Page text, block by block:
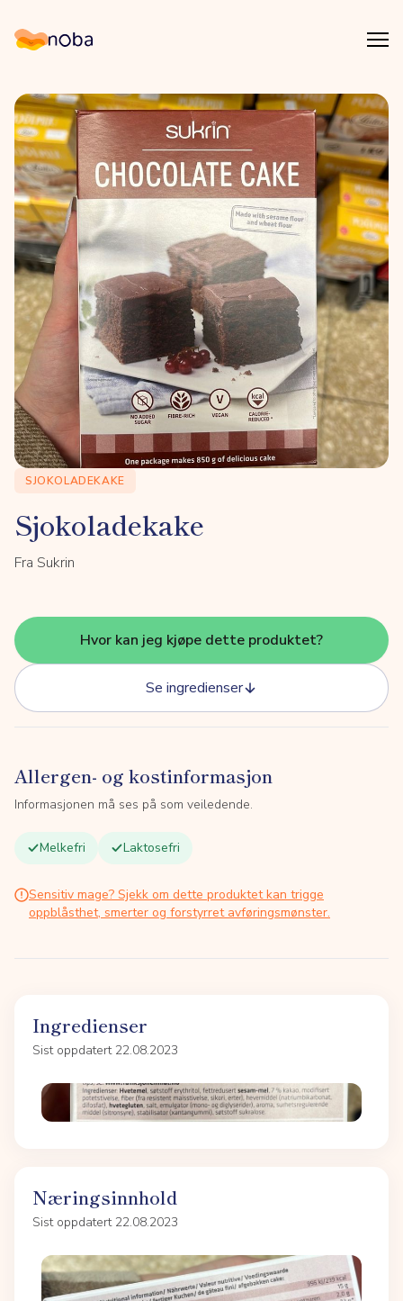
Noba
SJOKOLADEKAKE
Sjokoladekake
Fra Sukrin
Hvor kan jeg kjøpe dette produktet?
Se ingredienser
Allergen- og kostinformasjon
Informasjonen må ses på som veiledende.
Melkefri Laktosefri
Sensitiv mage? Sjekk om dette produktet kan trigge
oppblåsthet, smerter og forstyrret avføringsmønster.
Ingredienser
Sist oppdatert 22.08.2023
Næringsinnhold
Sist oppdatert 22.08.2023